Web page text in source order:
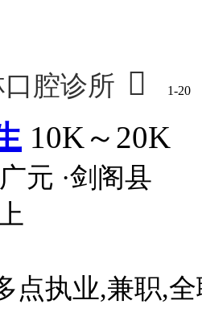
腔诊所  1-20
10K～20K
广元 ·剑阁县
点执业,兼职,